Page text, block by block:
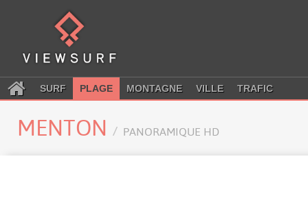
SURF PLAGE MONTAGNE VILLE TRAFIC
MENTON PANORAMIQUE HD